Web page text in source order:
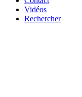
Vidéos
Rechercher